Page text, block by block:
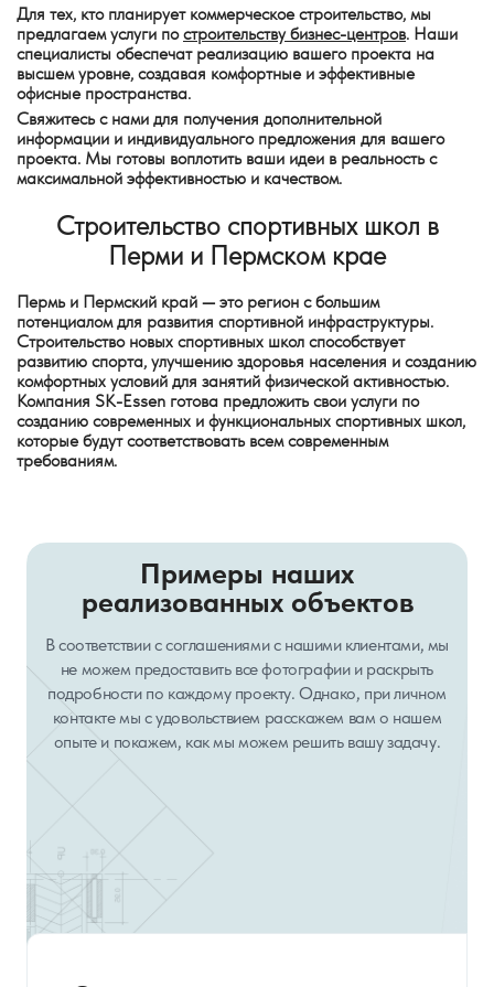
Для тех, кто планирует коммерческое строительство, мы
предлагаем услуги построительству бизнес-центров. Наши
специалисты обеспечат реализацию вашего проекта на
высшем уровне, создавая комфортные и эффективные
офисные пространства.
Свяжитесь с нами для получения дополнительной
информации и индивидуального предложения для вашего
проекта. Мы готовы воплотить ваши идеи в реальность с
максимальной эффективностью и качеством.
Строительство спортивных школ в
Перми и Пермском крае
Пермь и Пермский край — это регион с большим
потенциалом для развития спортивной инфраструктуры.
Строительство новых спортивных школ способствует
развитию спорта, улучшению здоровья населения и созданию
комфортных условий для занятий физической активностью.
Компания SK-Essen готова предложить свои услуги по
созданию современных и функциональных спортивных школ,
которые будут соответствовать всем современным
требованиям.
Примеры наших
реализованных объектов
В соответствии с соглашениями с нашими клиентами, мы
не можем предоставить все фотографии и раскрыть
подробности по каждому проекту. Однако, при личном
контакте мы с удовольствием расскажем вам о нашем
опыте и покажем, как мы можем решить вашу задачу.